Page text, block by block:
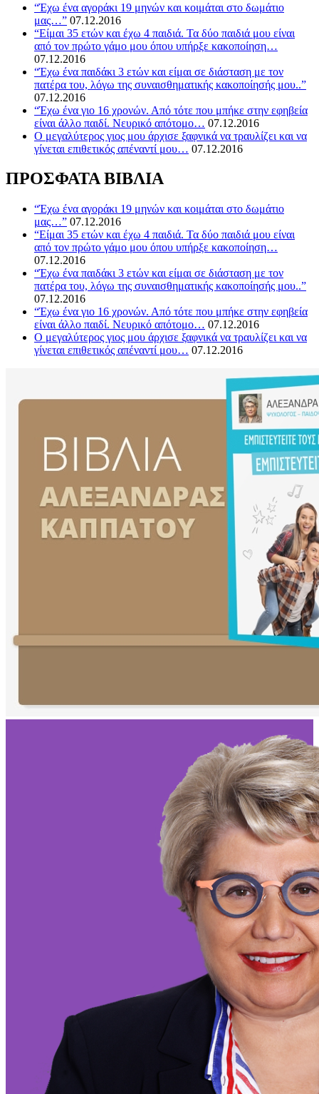
“Έχω ένα αγοράκι 19 μηνών και κοιμάται στο δωμάτιο
μας…” 07.12.2016
“Είμαι 35 ετών και έχω 4 παιδιά. Τα δύο παιδιά μου είναι
από τον πρώτο γάμο μου όπου υπήρξε κακοποίηση…
07.12.2016
“Έχω ένα παιδάκι 3 ετών και είμαι σε διάσταση με τον
πατέρα του, λόγω της συναισθηματικής κακοποίησής μου..”
07.12.2016
“Έχω ένα γιο 16 χρονών. Από τότε που μπήκε στην εφηβεία
είναι άλλο παιδί. Νευρικό απότομο… 07.12.2016
O μεγαλύτερος γιος μου άρχισε ξαφνικά να τραυλίζει και να
γίνεται επιθετικός απέναντί μου… 07.12.2016
ΠΡΟΣΦΑΤΑ ΒΙΒΛΙΑ
“Έχω ένα αγοράκι 19 μηνών και κοιμάται στο δωμάτιο
μας…” 07.12.2016
“Είμαι 35 ετών και έχω 4 παιδιά. Τα δύο παιδιά μου είναι
από τον πρώτο γάμο μου όπου υπήρξε κακοποίηση…
07.12.2016
“Έχω ένα παιδάκι 3 ετών και είμαι σε διάσταση με τον
πατέρα του, λόγω της συναισθηματικής κακοποίησής μου..”
07.12.2016
“Έχω ένα γιο 16 χρονών. Από τότε που μπήκε στην εφηβεία
είναι άλλο παιδί. Νευρικό απότομο… 07.12.2016
O μεγαλύτερος γιος μου άρχισε ξαφνικά να τραυλίζει και να
γίνεται επιθετικός απέναντί μου… 07.12.2016